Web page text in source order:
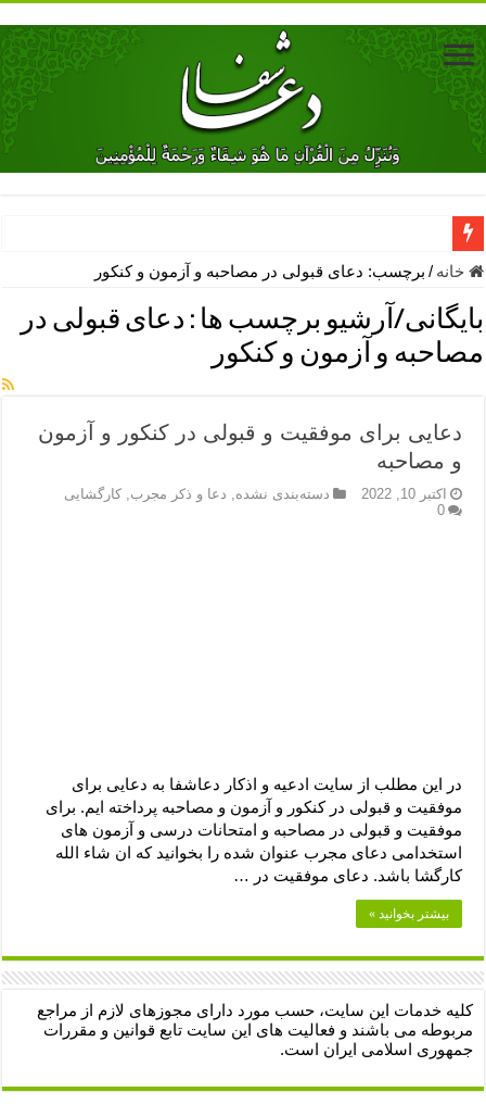
دعای جلب محبت فوری معشوق – دعای جلب محبت شوهر
دعای مشکل گشا برای رفع فقر – ذکرهای روزی‌ بخش
معجزات دعای یا من اظهر الجمیل – دعای یا من اظهر الجمیل برای
مهم ترین اذکار الهی و فضیلت آن ها – ذکر مخصوص مستجاب الدعوه
دعا برای ترس بچه ها در خواب – دعای ترس و بی خوابی کودکان
نماز حاجت برای کار گشایی- دعای رفع مشکلات و طلب حاجت
دعای رفع فقر و طلب رزق و روزی – آیه‌ جلب ثروت و برکت مال
خانه / برچسب: دعای قبولی در مصاحبه و آزمون و کنکور
بایگانی/آرشیو برچسب ها : دعای قبولی در
مصاحبه و آزمون و کنکور
دعایی برای موفقیت و قبولی در کنکور و آزمون
و مصاحبه
اکتبر 10, 2022 دسته‌بندی نشده دعا و ذکر مجرب ,کارگشایی
0
در این مطلب از سایت ادعیه و اذکار دعاشفا به دعایی برای
موفقیت و قبولی در کنکور و آزمون و مصاحبه پرداخته ایم. برای
موفقیت و قبولی در مصاحبه و امتحانات درسی و آزمون های
استخدامی دعای مجرب عنوان شده را بخوانید که ان شاء الله
کارگشا باشد. دعای موفقیت در …
بیشتر بخوانید »
کلیه خدمات این سایت، حسب مورد دارای مجوزهای لازم از مراجع
مربوطه می باشند و فعالیت های این سایت تابع قوانین و مقررات
جمهوری اسلامی ایران است.